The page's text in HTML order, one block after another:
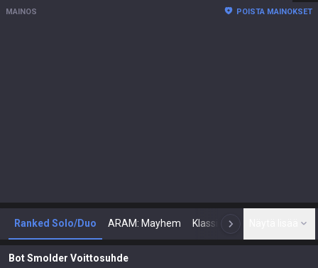
MAINOS POISTA MAINOKSET
Ranked Solo/Duo ARAM: Mayhem Klassinen
Bot Smolder Voittosuhde